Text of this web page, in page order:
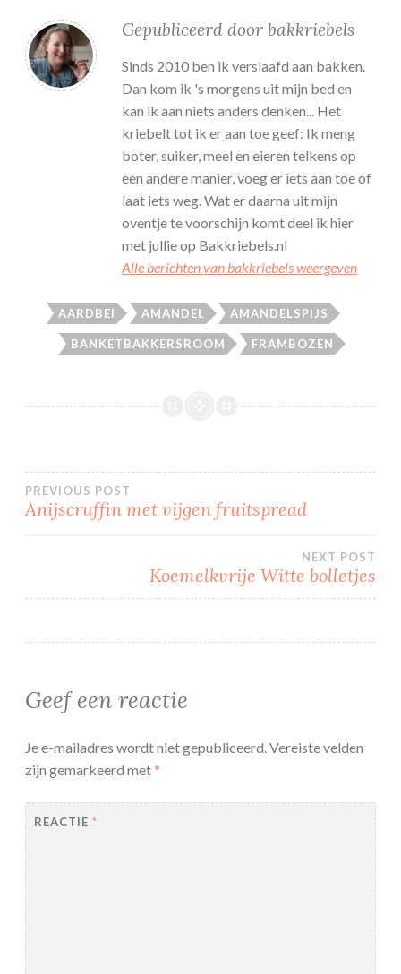
Gepubliceerd door bakkriebels
Sinds 2010 ben ik verslaafd aan bakken.
Dan kom ik 's morgens uit mijn bed en
kan ik aan niets anders denken... Het
kriebelt tot ik er aan toe geef: Ik meng
boter, suiker, meel en eieren telkens op
een andere manier, voeg er iets aan toe of
laat iets weg. Wat er daarna uit mijn
oventje te voorschijn komt deel ik hier
met jullie op Bakkriebels.nl
Alle berichten van bakkriebels weergeven
AARDBEI AMANDEL AMANDELSPIJS
BANKETBAKKERSROOM FRAMBOZEN
Bericht
PREVIOUS POST
Anijscruffin met vijgen fruitspread
NEXT POST
Koemelkvrije Witte bolletjes
Geef een reactie
Je e-mailadres wordt niet gepubliceerd. Vereiste velden
zijn gemarkeerd met*
REACTIE *